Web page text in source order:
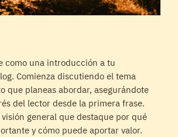
como una introducción a tu
Comienza discutiendo el tema
que planeas abordar, asegurándote
del lector desde la primera frase.
general que destaque por qué
y cómo puede aportar valor.